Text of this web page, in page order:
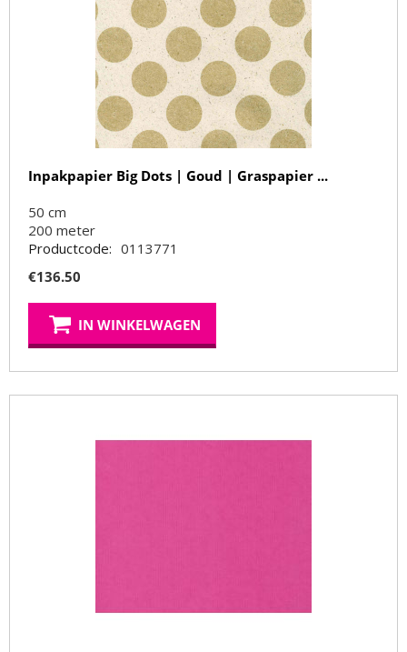
Inpakpapier Big Dots | Goud | Graspapier ...
50 cm
200 meter
Productcode: 0113771
€136.50
IN WINKELWAGEN